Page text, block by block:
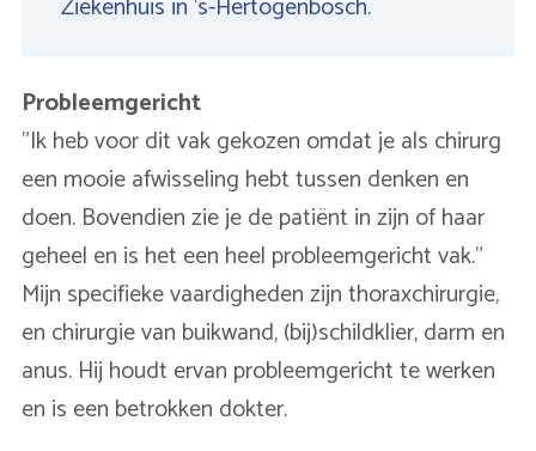
Probleemgericht
"Ik heb voor dit vak gekozen omdat je als chirurg
een mooie afwisseling hebt tussen denken en
doen. Bovendien zie je de patiënt in zijn of haar
geheel en is het een heel probleemgericht vak."
Mijn specifieke vaardigheden zijn thoraxchirurgie,
en chirurgie van buikwand, (bij)schildklier, darm en
anus. Hij houdt ervan probleemgericht te werken
en is een betrokken dokter.